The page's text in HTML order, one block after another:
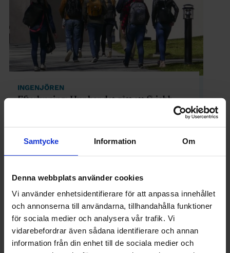
Samtycke Information Om
Denna webbplats använder cookies
Vi använder enhetsidentifierare för att anpassa innehållet
och annonserna till användarna, tillhandahålla funktioner
för sociala medier och analysera vår trafik. Vi
vidarebefordrar även sådana identifierare och annan
information från din enhet till de sociala medier och
INGENJÖREN
Efterlysning: Hur har det gått att få jobb